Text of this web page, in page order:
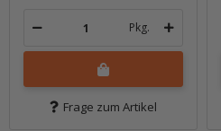
Pkg.
Frage zum Artikel